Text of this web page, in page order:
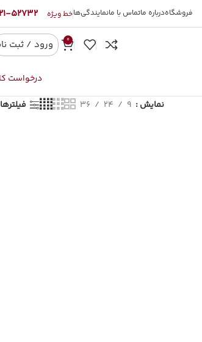
فروشگاهدرباره ماتماس با مانمایندگی‌هاخط ویژه 52732-021
0 ورود / ثبت
درخواست
نمایش 9
24
36 فیلترها